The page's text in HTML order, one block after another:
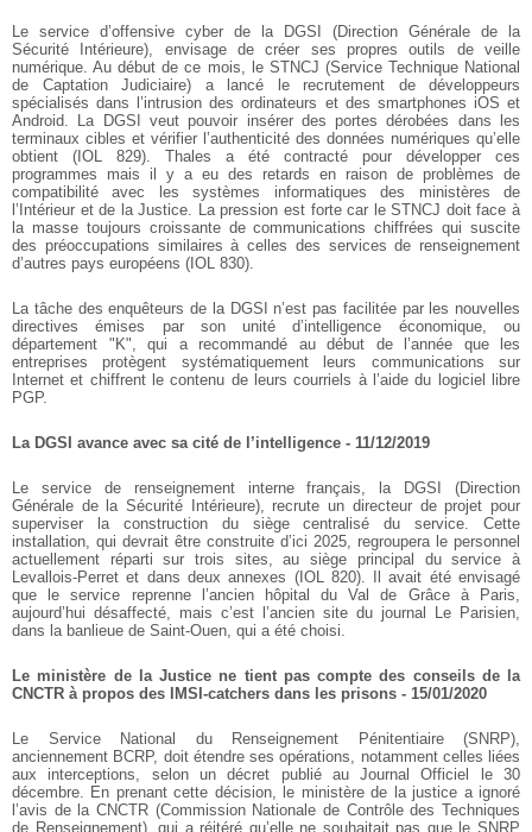
Le service d’offensive cyber de la DGSI (Direction Générale de la
Sécurité Intérieure), envisage de créer ses propres outils de veille
numérique. Au début de ce mois, le STNCJ (Service Technique National
de Captation Judiciaire) a lancé le recrutement de développeurs
spécialisés dans l’intrusion des ordinateurs et des smartphones iOS et
Android. La DGSI veut pouvoir insérer des portes dérobées dans les
terminaux cibles et vérifier l’authenticité des données numériques qu’elle
obtient (IOL 829). Thales a été contracté pour développer ces
programmes mais il y a eu des retards en raison de problèmes de
compatibilité avec les systèmes informatiques des ministères de
l’Intérieur et de la Justice. La pression est forte car le STNCJ doit face à
la masse toujours croissante de communications chiffrées qui suscite
des préoccupations similaires à celles des services de renseignement
d’autres pays européens (IOL 830).
La tâche des enquêteurs de la DGSI n’est pas facilitée par les nouvelles
directives émises par son unité d’intelligence économique, ou
département "K", qui a recommandé au début de l’année que les
entreprises protègent systématiquement leurs communications sur
Internet et chiffrent le contenu de leurs courriels à l’aide du logiciel libre
PGP.
La DGSI avance avec sa cité de l’intelligence - 11/12/2019
Le service de renseignement interne français, la DGSI (Direction
Générale de la Sécurité Intérieure), recrute un directeur de projet pour
superviser la construction du siège centralisé du service. Cette
installation, qui devrait être construite d’ici 2025, regroupera le personnel
actuellement réparti sur trois sites, au siège principal du service à
Levallois-Perret et dans deux annexes (IOL 820). Il avait été envisagé
que le service reprenne l’ancien hôpital du Val de Grâce à Paris,
aujourd’hui désaffecté, mais c’est l’ancien site du journal Le Parisien,
dans la banlieue de Saint-Ouen, qui a été choisi.
Le ministère de la Justice ne tient pas compte des conseils de la
CNCTR à propos des IMSI-catchers dans les prisons - 15/01/2020
Le Service National du Renseignement Pénitentiaire (SNRP),
anciennement BCRP, doit étendre ses opérations, notamment celles liées
aux interceptions, selon un décret publié au Journal Officiel le 30
décembre. En prenant cette décision, le ministère de la justice a ignoré
l’avis de la CNCTR (Commission Nationale de Contrôle des Techniques
de Renseignement), qui a réitéré qu’elle ne souhaitait pas que le SNRP